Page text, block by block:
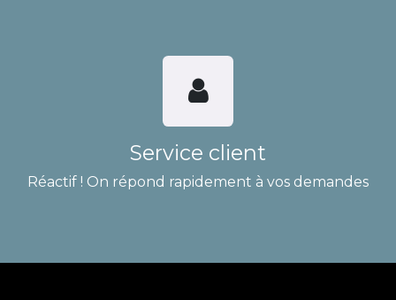
Service client
Réactif ! On répond rapidement à vos demandes